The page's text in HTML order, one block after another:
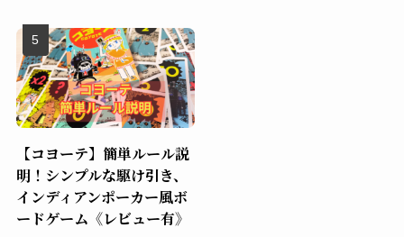
【コヨーテ】簡単ルール説
明！シンプルな駆け引き、
インディアンポーカー風ボ
ードゲーム《レビュー有》